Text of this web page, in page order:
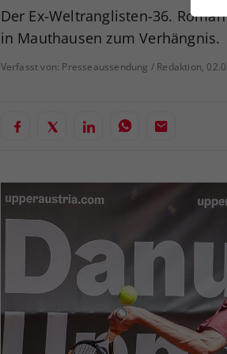
Der Ex-Weltranglisten-36.
in Mauthausen zum Verhängnis.
Verfasst von: Presseaussendung / Redaktion,